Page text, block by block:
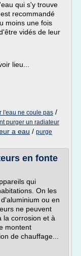
qui s'y trouve
recommandé
moins une fois
vidés de leur
lieu...
l'eau ne coule pas /
purger un radiateur
a eau / purge
en fonte
qui
On les
ou en
ne peuvent
la corrosion et à
montent
de chauffage...